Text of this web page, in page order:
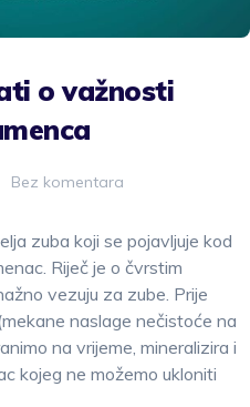
o važnosti
Bez komentara
zuba koji se pojavljuje kod
Riječ je o čvrstim
vezuju za zube. Prije
naslage nečistoće na
na vrijeme, mineralizira i
kojeg ne možemo ukloniti